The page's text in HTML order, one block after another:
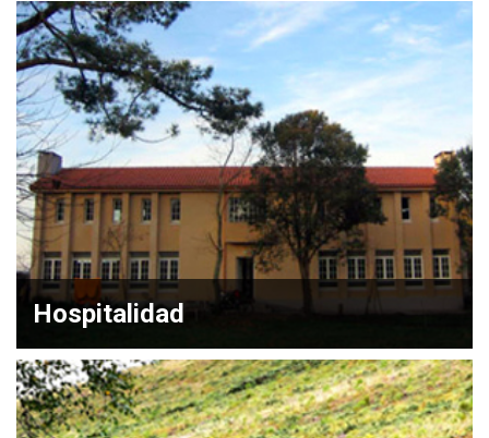
Hospitalidad